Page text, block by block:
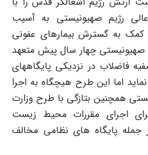
رژیم صهیونیستی به آسیب
به گسترش بیمارهای عفونی
چهار سال پیش متعهد
فاضلاب در نزدیکی پایگاههای
اما این طرح هیچگاه به اجرا
همچنین بتازگی با طرح وزارت
اجرای مقررات محیط زیست
جمله پایگاه های نظامی مخالف